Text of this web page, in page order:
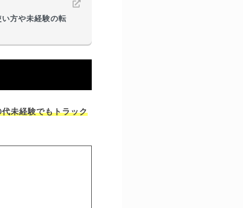
い方や未経験の転
未経験でもトラック